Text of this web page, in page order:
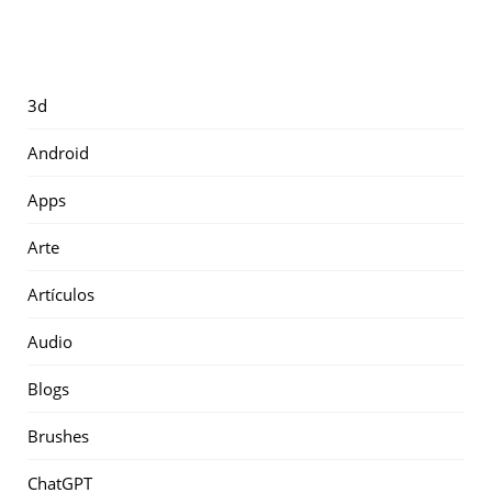
3d
Android
Apps
Arte
Artículos
Audio
Blogs
Brushes
ChatGPT